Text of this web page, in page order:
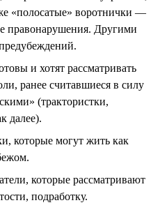
«полосатые» воротнички —
правонарушения. Другими
и хотят рассматривать
ранее считавшиеся в силу
(трактористки,
далее).
которые могут жить как
которые рассматривают
подработку.